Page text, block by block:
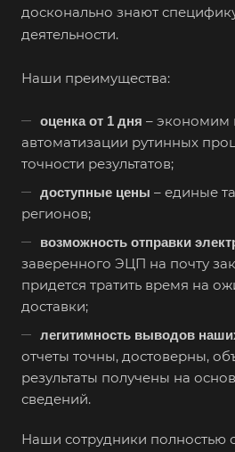
досконально знают
деятельности.
Наши преимущества:
оценка от 1 дня – экономим
автоматизации рутинных
точности результатов;
доступные цены – единые
регионов;
возможность отправки
заверенного ЭЦП на почту
придется тратить время на
доставки;
легитимность выводов
отчеты точны, достоверны,
результаты получены на
сведений.
Наши сотрудники полностью
Боготол
Большой Камень
Борисоглебск
Боровичи
Бронницы
Брянск
Бугульма
Бугуруслан
Буй
Буйнакск
Бутурлиновка
Валдай